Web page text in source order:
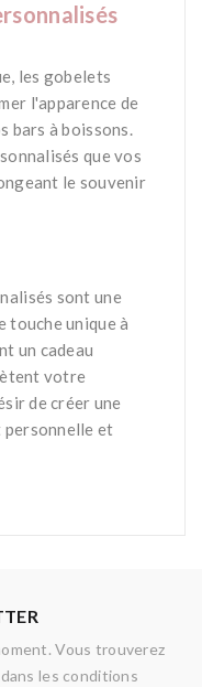
les gobelets
l'apparence de
bars à boissons.
que vos
le souvenir
sont une
touche unique à
un cadeau
votre
de créer une
personnelle et
Vous trouverez
les conditions